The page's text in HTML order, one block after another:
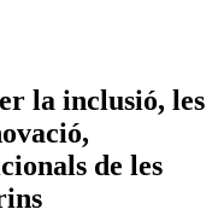
la inclusió, les
de les